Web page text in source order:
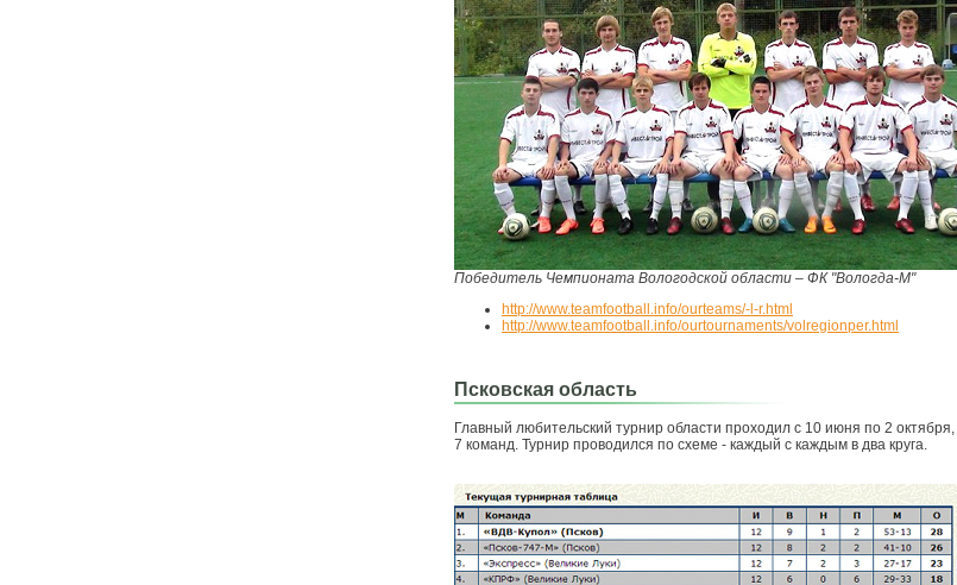
Победитель Чемпионата Вологодской области – ФК "Вологда-М"
http://www.teamfootball.info/ourteams/-l-r.html
http://www.teamfootball.info/ourtournaments/volregionper.html
Псковская область
Главный любительский турнир области проходил с 10 июня по 2 октября,
7 команд. Турнир проводился по схеме - каждый с каждым в два круга.